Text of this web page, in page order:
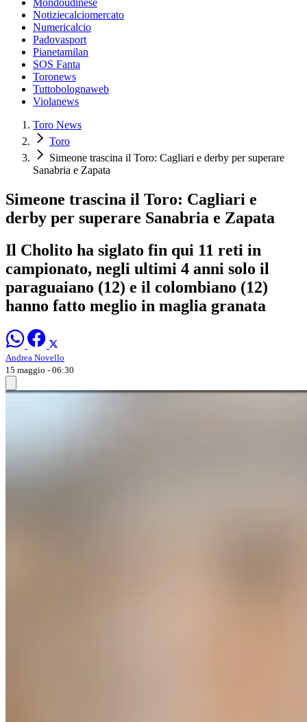
Mondoudinese
Notiziecalciomercato
Numericalcio
Padovasport
Pianetamilan
SOS Fanta
Toronews
Tuttobolognaweb
Violanews
Toro News
Toro
Simeone trascina il Toro: Cagliari e derby per superare
Sanabria e Zapata
Simeone trascina il Toro: Cagliari e
derby per superare Sanabria e Zapata
Il Cholito ha siglato fin qui 11 reti in
campionato, negli ultimi 4 anni solo il
paraguaiano (12) e il colombiano (12)
hanno fatto meglio in maglia granata
Andrea Novello
15 maggio - 06:30